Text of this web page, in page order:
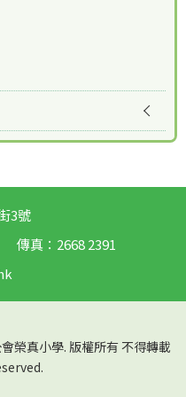
3號
傳真：2668 2391
榮真小學. 版權所有 不得轉載